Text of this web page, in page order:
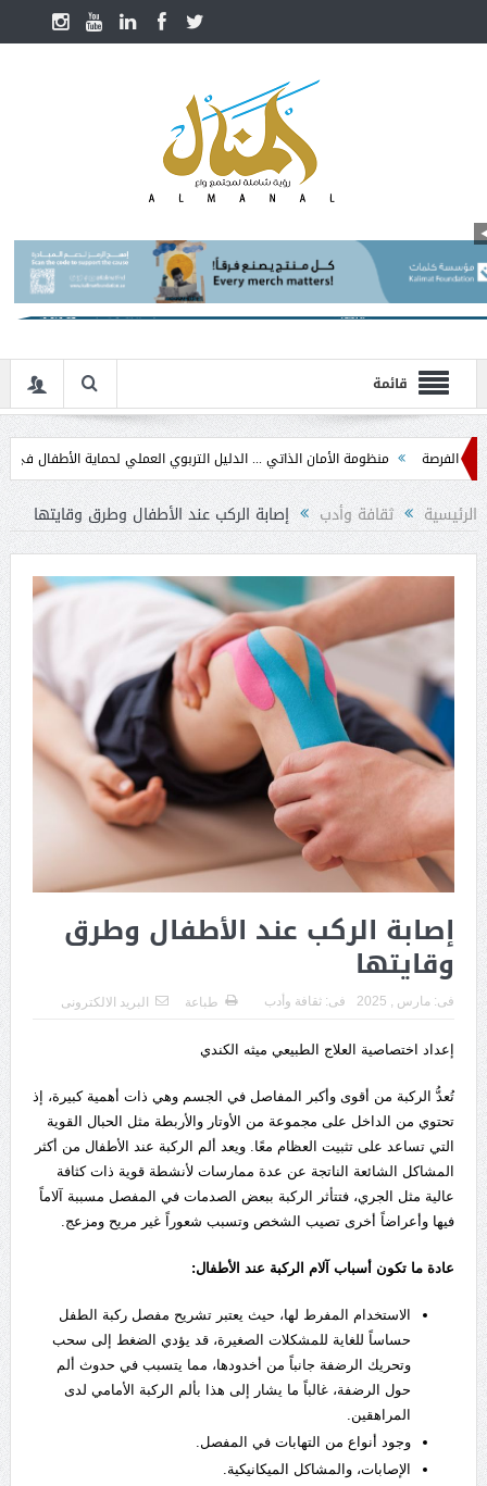
قائمة
منظومة الأمان الذاتي ... الدليل التربوي العملي لحماية الأطفال في مرحلة التدخل
الرئيسية ثقافة وأدب إصابة الركب عند الأطفال وطرق وقايتها
إصابة الركب عند الأطفال وطرق
وقايتها
فى: مارس , 2025 فى: ثقافة وأدب طباعة البريد الالكترونى
إعداد اختصاصية العلاج الطبيعي ميثه الكندي
تُعدُّ الركبة من أقوى وأكبر المفاصل في الجسم وهي ذات أهمية كبيرة، إذ
تحتوي من الداخل على مجموعة من الأوتار والأربطة مثل الحبال القوية
التي تساعد على تثبيت العظام معًا. ويعد ألم الركبة عند الأطفال من أكثر
المشاكل الشائعة الناتجة عن عدة ممارسات لأنشطة قوية ذات كثافة
عالية مثل الجري، فتتأثر الركبة ببعض الصدمات في المفصل مسببة آلاماً
فيها وأعراضاً أخرى تصيب الشخص وتسبب شعوراً غير مريح ومزعج.
عادة ما تكون أسباب آلام الركبة عند الأطفال:
الاستخدام المفرط لها، حيث يعتبر تشريح مفصل ركبة الطفل
حساساً للغاية للمشكلات الصغيرة، قد يؤدي الضغط إلى سحب
وتحريك الرضفة جانباً من أخدودها، مما يتسبب في حدوث ألم
حول الرضفة، غالباً ما يشار إلى هذا بألم الركبة الأمامي لدى
المراهقين.
وجود أنواع من التهابات في المفصل.
الإصابات، والمشاكل الميكانيكية.